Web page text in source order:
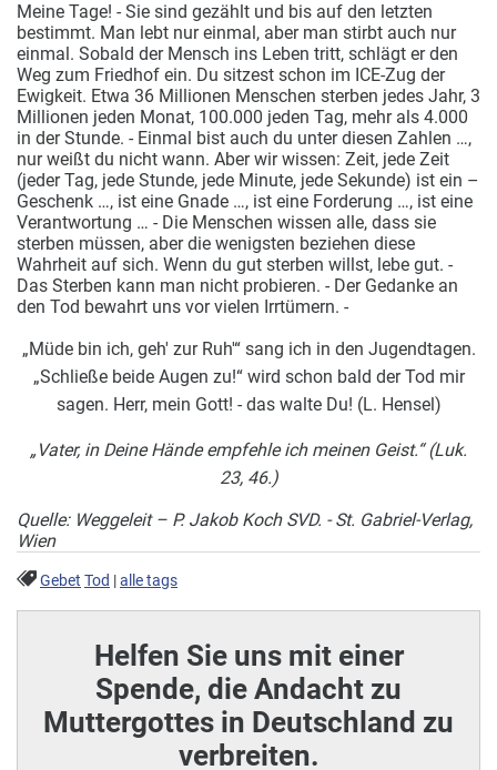
Meine Tage! - Sie sind gezählt und bis auf den letzten
bestimmt. Man lebt nur einmal, aber man stirbt auch nur
einmal. Sobald der Mensch ins Leben tritt, schlägt er den
Weg zum Friedhof ein. Du sitzest schon im ICE-Zug der
Ewigkeit. Etwa 36 Millionen Menschen sterben jedes Jahr, 3
Millionen jeden Monat, 100.000 jeden Tag, mehr als 4.000
in der Stunde. - Einmal bist auch du unter diesen Zahlen …,
nur weißt du nicht wann. Aber wir wissen: Zeit, jede Zeit
(jeder Tag, jede Stunde, jede Minute, jede Sekunde) ist ein –
Geschenk …, ist eine Gnade …, ist eine Forderung …, ist eine
Verantwortung … - Die Menschen wissen alle, dass sie
sterben müssen, aber die wenigsten beziehen diese
Wahrheit auf sich. Wenn du gut sterben willst, lebe gut. -
Das Sterben kann man nicht probieren. - Der Gedanke an
den Tod bewahrt uns vor vielen Irrtümern. -
„Müde bin ich, geh' zur Ruh'“ sang ich in den Jugendtagen.
„Schließe beide Augen zu!“ wird schon bald der Tod mir
sagen. Herr, mein Gott! - das walte Du! (L. Hensel)
„Vater, in Deine Hände empfehle ich meinen Geist.“(Luk.
23, 46.)
Quelle: Weggeleit – P. Jakob Koch SVD. - St. Gabriel-Verlag,
Wien
Gebet Tod |alle tags
Helfen Sie uns mit einer
Spende, die Andacht zu
Muttergottes in Deutschland zu
verbreiten.